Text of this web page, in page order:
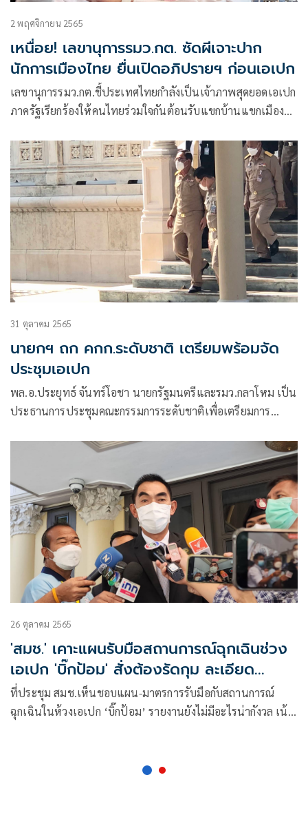
2 พฤศจิกายน 2565
เหนื่อย! เลขานุการรมว.กต. ซัดผีเจาะปาก
นักการเมืองไทย ยื่นเปิดอภิปรายฯ ก่อนเอเปก
เลขานุการรมว.กต.ชี้ประเทศไทยกำลังเป็นเจ้าภาพสุดยอดเอเปก
ภาครัฐเรียกร้องให้คนไทยร่วมใจกันต้อนรับแขกบ้านแขกเมือง
เจาะปาก เหนื่อยกับคุณท่านเหลือเกิน
31 ตุลาคม 2565
นายกฯ ถก คกก.ระดับชาติ เตรียมพร้อมจัด
ประชุมเอเปก
พล.อ.ประยุทธ์ จันทร์โอชา นายกรัฐมนตรีและรมว.กลาโหม เป็น
ประธานการประชุมคณะกรรมการระดับชาติเพื่อเตรียมการ
26 ตุลาคม 2565
'สมช.' เคาะแผนรับมือสถานการณ์ฉุกเฉินช่วง
เอเปก 'บิ๊กป้อม' สั่งต้องรัดกุม ละเอียด
รอบคอบ
ที่ประชุม สมช.เห็นชอบแผน-มาตรการรับมือกับสถานการณ์
ฉุกเฉินในห้วงเอเปก ‘บิ๊กป้อม’ รายงานยังไม่มีอะไรน่ากังวล เน้น